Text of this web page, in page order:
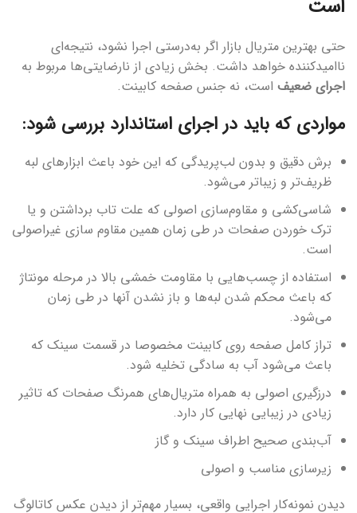
است
حتی بهترین متریال بازار اگر به‌درستی اجرا نشود، نتیجه‌ای
ناامیدکننده خواهد داشت. بخش زیادی از نارضایتی‌ها مربوط به
اجرای ضعیف است، نه جنس صفحه کابینت.
مواردی که باید در اجرای استاندارد بررسی شود:
برش دقیق و بدون لب‌پریدگی که این خود باعث ابزارهای لبه
ظریف‌تر و زیباتر می‌شود.
شاسی‌کشی و مقاوم‌سازی اصولی که علت تاب برداشتن و یا
ترک خوردن صفحات در طی زمان همین مقاوم سازی غیراصولی
است.
استفاده از چسب‌هایی با مقاومت خمشی بالا در مرحله مونتاژ
که باعث محکم شدن لبه‌ها و باز نشدن آنها در طی زمان
می‌شود.
تراز کامل صفحه روی کابینت مخصوصا در قسمت سینک که
باعث می‌شود آب به سادگی تخلیه شود.
درزگیری اصولی به همراه متریال‌های همرنگ صفحات که تاثیر
زیادی در زیبایی نهایی کار دارد.
آب‌بندی صحیح اطراف سینک و گاز
زیرسازی مناسب و اصولی
دیدن نمونه‌کار اجرایی واقعی، بسیار مهم‌تر از دیدن عکس کاتالوگ